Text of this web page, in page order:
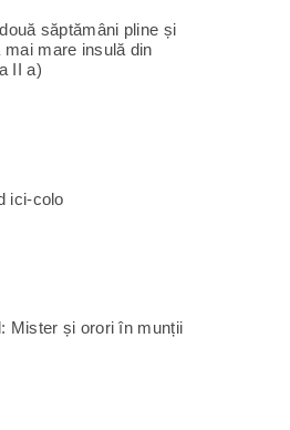
săptămâni pline și
mare insulă din
II a)
ici-colo
Mister și orori în munții